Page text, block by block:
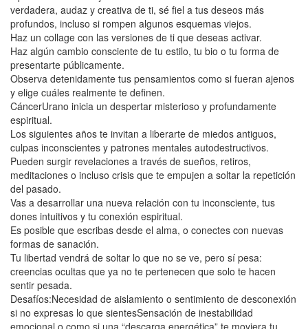
verdadera, audaz y creativa de ti, sé fiel a tus deseos más
profundos, incluso si rompen algunos esquemas viejos.
Haz un collage con las versiones de ti que deseas activar.
Haz algún cambio consciente de tu estilo, tu bio o tu forma de
presentarte públicamente.
Observa detenidamente tus pensamientos como si fueran ajenos
y elige cuáles realmente te definen.
CáncerUrano inicia un despertar misterioso y profundamente
espiritual.
Los siguientes años te invitan a liberarte de miedos antiguos,
culpas inconscientes y patrones mentales autodestructivos.
Pueden surgir revelaciones a través de sueños, retiros,
meditaciones o incluso crisis que te empujen a soltar la repetición
del pasado.
Vas a desarrollar una nueva relación con tu inconsciente, tus
dones intuitivos y tu conexión espiritual.
Es posible que escribas desde el alma, o conectes con nuevas
formas de sanación.
Tu libertad vendrá de soltar lo que no se ve, pero sí pesa:
creencias ocultas que ya no te pertenecen que solo te hacen
sentir pesada.
Desafíos:Necesidad de aislamiento o sentimiento de desconexión
si no expresas lo que sientesSensación de inestabilidad
emocional o como si una “descarga energética” te moviera tu